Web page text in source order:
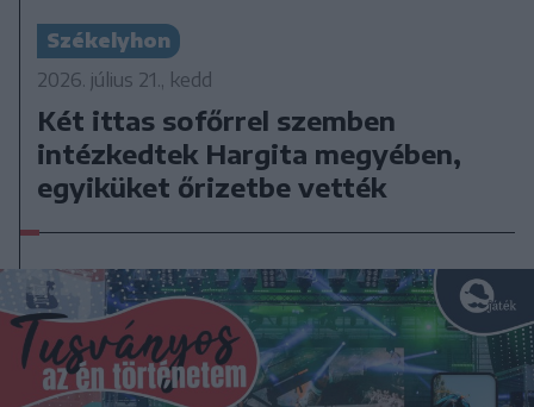
Székelyhon
2026. július 21., kedd
Két ittas sofőrrel szemben
intézkedtek Hargita megyében,
egyiküket őrizetbe vették